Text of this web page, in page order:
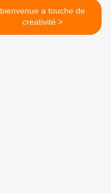
bienvenue a touche de
creativité >